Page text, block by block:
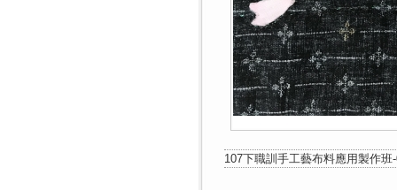
107下職訓手工藝布料應用製作班